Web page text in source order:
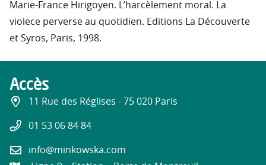
Marie-France Hirigoyen. L’harcèlement moral. La
violece perverse au quotidien. Editions La Découverte
et Syros, Paris, 1998.
Accès
11 Rue des Réglises - 75 020 Paris
01 53 06 84 84
info@minkowska.com